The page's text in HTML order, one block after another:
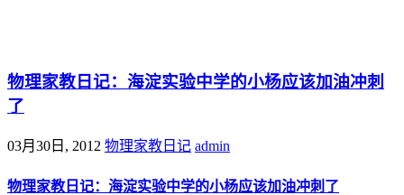
物理家教日记：海淀实验中学的小杨应该加油冲刺
了
03月30日, 2012 物理家教日记 admin
物理家教日记：海淀实验中学的小杨应该加油冲刺了